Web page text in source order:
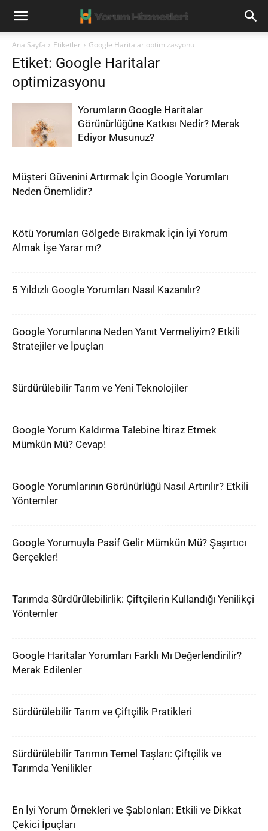
Ana Sayfa Etiketler Google Haritalar optimizasyonu
Etiket: Google Haritalar
optimizasyonu
Yorumların Google Haritalar
Görünürlüğüne Katkısı Nedir? Merak
Ediyor Musunuz?
Müşteri Güvenini Artırmak İçin Google Yorumları
Neden Önemlidir?
Kötü Yorumları Gölgede Bırakmak İçin İyi Yorum
Almak İşe Yarar mı?
5 Yıldızlı Google Yorumları Nasıl Kazanılır?
Google Yorumlarına Neden Yanıt Vermeliyim? Etkili
Stratejiler ve İpuçları
Sürdürülebilir Tarım ve Yeni Teknolojiler
Google Yorum Kaldırma Talebine İtiraz Etmek
Mümkün Mü? Cevap!
Google Yorumlarının Görünürlüğü Nasıl Artırılır? Etkili
Yöntemler
Google Yorumuyla Pasif Gelir Mümkün Mü? Şaşırtıcı
Gerçekler!
Tarımda Sürdürülebilirlik: Çiftçilerin Kullandığı Yenilikçi
Yöntemler
Google Haritalar Yorumları Farklı Mı Değerlendirilir?
Merak Edilenler
Sürdürülebilir Tarım ve Çiftçilik Pratikleri
Sürdürülebilir Tarımın Temel Taşları: Çiftçilik ve
Tarımda Yenilikler
En İyi Yorum Örnekleri ve Şablonları: Etkili ve Dikkat
Çekici İpuçları